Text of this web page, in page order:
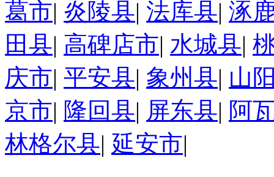
葛市| 炎陵县| 法库县| 涿
田县| 高碑店市| 水城县|
庆市| 平安县| 象州县| 山
京市| 隆回县| 屏东县| 阿
林格尔县| 延安市|